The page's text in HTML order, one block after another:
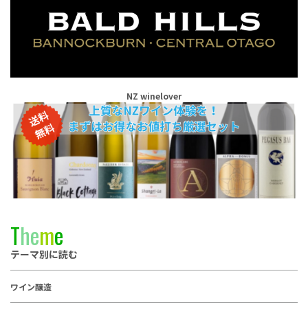
NZ winelover
Theme
テーマ別に読む
ワイン醸造